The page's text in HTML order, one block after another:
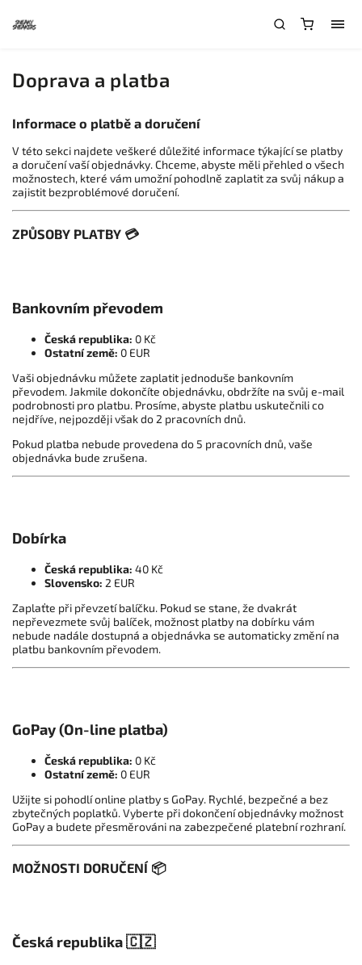
Doprava a platba
Informace o platbě a doručení
V této sekci najdete veškeré důležité informace týkající se platby
a doručení vaší objednávky. Chceme, abyste měli přehled o všech
možnostech, které vám umožní pohodlně zaplatit za svůj nákup a
zajistit bezproblémové doručení.
ZPŮSOBY PLATBY 💳
Bankovním převodem
Česká republika: 0 Kč
Ostatní země: 0 EUR
Vaši objednávku můžete zaplatit jednoduše bankovním
převodem. Jakmile dokončíte objednávku, obdržíte na svůj e-mail
podrobnosti pro platbu. Prosíme, abyste platbu uskutečnili co
nejdříve, nejpozději však do 2 pracovních dnů.
Pokud platba nebude provedena do 5 pracovních dnů, vaše
objednávka bude zrušena.
Dobírka
Česká republika: 40 Kč
Slovensko: 2 EUR
Zaplaťte při převzetí balíčku. Pokud se stane, že dvakrát
nepřevezmete svůj balíček, možnost platby na dobírku vám
nebude nadále dostupná a objednávka se automaticky změní na
platbu bankovním převodem.
GoPay (On-line platba)
Česká republika: 0 Kč
Ostatní země: 0 EUR
Užijte si pohodlí online platby s GoPay. Rychlé, bezpečné a bez
zbytečných poplatků. Vyberte při dokončení objednávky možnost
GoPay a budete přesměrováni na zabezpečené platební rozhraní.
MOŽNOSTI DORUČENÍ 📦
Česká republika 🇨🇿